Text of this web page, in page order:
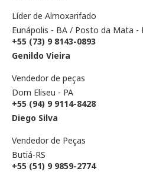
Líder de Almoxarifado
Eunápolis - BA / Posto da Mata -
+55 (73) 9 8143-0893
Genildo Vieira
Vendedor de peças
Dom Eliseu - PA
+55 (94) 9 9114-8428
Diego Silva
Vendedor de Peças
Butiá-RS
+55 (51) 9 9859-2774